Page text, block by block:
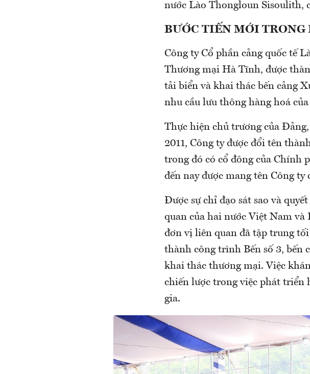
nước Lào Thongloun Sisoulith,
BƯỚC TIẾN MỚI TRONG
Công ty Cổ phần cảng quốc tế
Thương mại Hà Tĩnh, được
tải biển và khai thác bến cảng
nhu cầu lưu thông hàng hoá
Thực hiện chủ trương của
2011, Công ty được đổi tên
trong đó có cổ đông của Chính
đến nay được mang tên Công ty
Được sự chỉ đạo sát sao và
quan của hai nước Việt Nam và
đơn vị liên quan đã tập trung
thành công trình Bến số 3, bến
khai thác thương mại. Việc
chiến lược trong việc phát triển
gia.